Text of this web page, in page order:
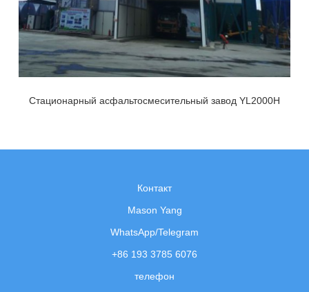
Стационарный асфальтосмесительный завод YL2000H
Контакт
Mason Yang
WhatsApp/Telegram
+86 193 3785 6076
телефон